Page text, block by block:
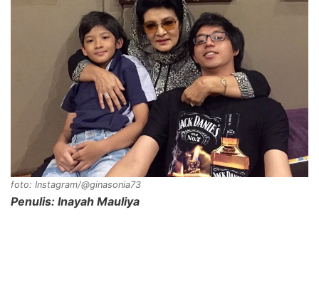
foto: Instagram/@ginasonia73
Penulis: Inayah Mauliya